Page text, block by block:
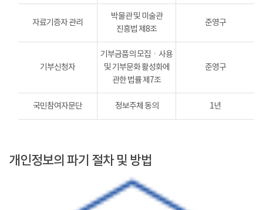
자료기증자 관리
박물관 및 미술관
진흥법 제8조
준영구
기부신청자
기부금품의 모집ㆍ사용
및 기부문화 활성화에
관한 법률 제7조
준영구
국민참여자문단 정보주체 동의 1년
개인정보의 파기 절차 및 방법